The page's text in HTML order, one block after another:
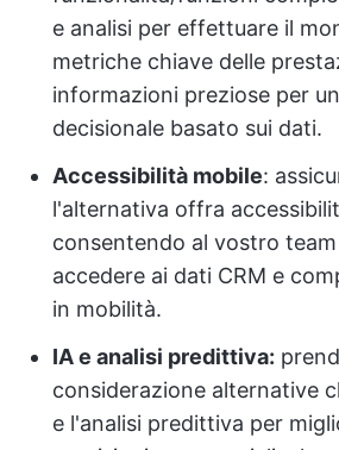
e analisi per effettuare il
metriche chiave delle
informazioni preziose per
decisionale basato sui dati.
Accessibilità mobile:
l'alternativa offra
consentendo al vostro
accedere ai dati CRM e
in mobilità.
IA e analisi predittiva:
considerazione alternative
e l'analisi predittiva per